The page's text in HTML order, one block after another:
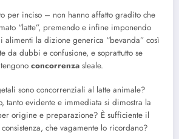
per inciso – non hanno affatto gradito che
“latte”, premendo e infine imponendo
alimenti la dizione generica “bevanda” così
da dubbi e confusione, e soprattutto se
concorrenza sleale.
sono concorrenziali al latte animale?
tanto evidente e immediata si dimostra la
origine e preparazione? È sufficiente il
che vagamente lo ricordano?